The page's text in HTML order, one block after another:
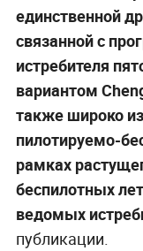
единственной
связанной с
истребителя
вариантом
также широко
пилотируемо-
рамках
беспилотных
ведомых
публикации.